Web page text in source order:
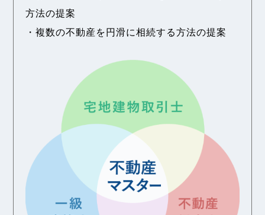
方法の提案
・複数の不動産を円滑に相続する方法の提案